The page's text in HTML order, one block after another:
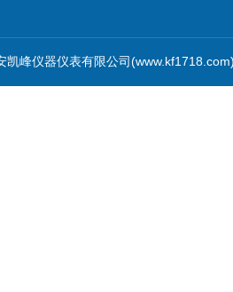
峰仪器仪表有限公司